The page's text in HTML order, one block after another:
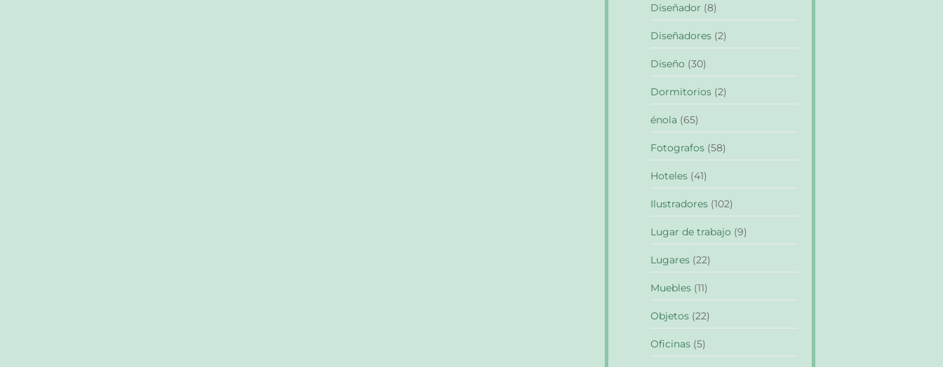
Diseñador (8)
Diseñadores (2)
Diseño (30)
Dormitorios (2)
énola (65)
Fotografos (58)
Hoteles (41)
Ilustradores (102)
Lugar de trabajo (9)
Lugares (22)
Muebles (11)
Objetos (22)
Oficinas (5)